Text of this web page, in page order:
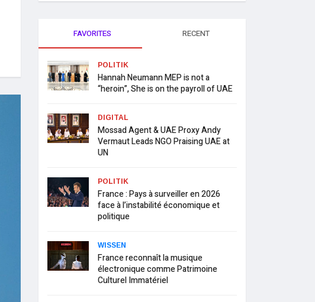
FAVORITES RECENT
POLITIK
Hannah Neumann MEP is not a
“heroin”, She is on the payroll of UAE
DIGITAL
Mossad Agent & UAE Proxy Andy
Vermaut Leads NGO Praising UAE at
UN
POLITIK
France : Pays à surveiller en 2026
face à l’instabilité économique et
politique
WISSEN
France reconnaît la musique
électronique comme Patrimoine
Culturel Immatériel